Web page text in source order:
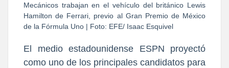
Mecánicos trabajan en el vehículo del británico Lewis
Hamilton de Ferrari, previo al Gran Premio de México
de la Fórmula Uno | Foto: EFE/ Isaac Esquivel
El medio estadounidense ESPN proyectó
como uno de los principales candidatos para